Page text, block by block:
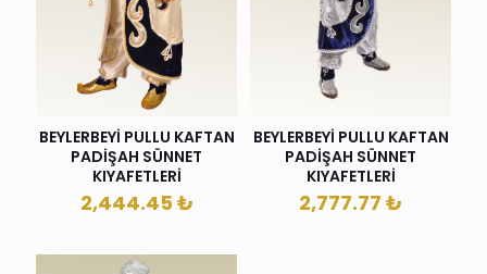
BEYLERBEYİ PULLU KAFTAN
PADİŞAH SÜNNET
KIYAFETLERİ
2,444.45 ₺
BEYLERBEYİ PULLU KAFTAN
PADİŞAH SÜNNET
KIYAFETLERİ
2,777.77 ₺